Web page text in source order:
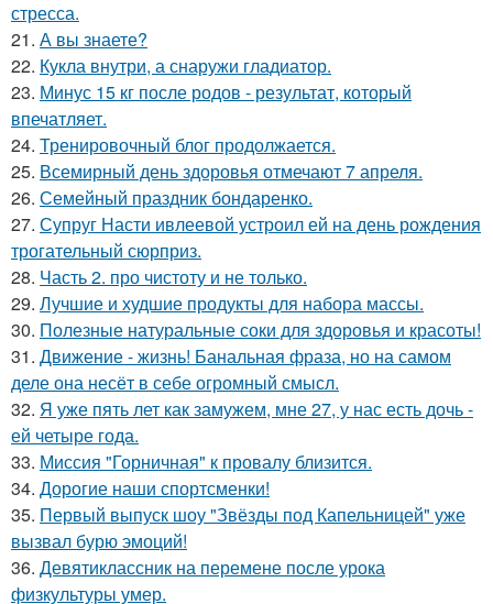
стресса.
21. А вы знаете?
22. Кукла внутри, а снаружи гладиатор.
23. Минус 15 кг после родов - результат, который
впечатляет.
24. Тренировочный блог продолжается.
25. Всемирный день здоровья отмечают 7 апреля.
26. Семейный праздник бондаренко.
27. Супруг Насти ивлеевой устроил ей на день рождения
трогательный сюрприз.
28. Часть 2. про чистоту и не только.
29. Лучшие и худшие продукты для набора массы.
30. Полезные натуральные соки для здоровья и красоты!
31. Движение - жизнь! Банальная фраза, но на самом
деле она несёт в себе огромный смысл.
32. Я уже пять лет как замужем, мне 27, у нас есть дочь -
ей четыре года.
33. Миссия "Горничная" к провалу близится.
34. Дорогие наши спортсменки!
35. Первый выпуск шоу "Звёзды под Капельницей" уже
вызвал бурю эмоций!
36. Девятиклассник на перемене после урока
физкультуры умер.